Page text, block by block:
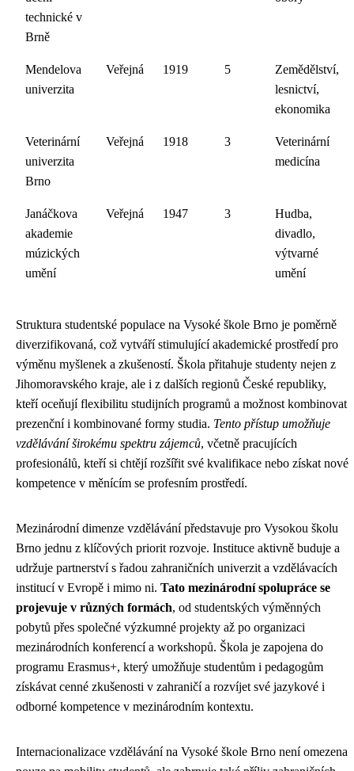
technické v
Brně
Mendelova
univerzita
Veřejná 1919 5
Zemědělství,
lesnictví,
ekonomika
Veterinární
univerzita
Brno
Veřejná 1918 3
Veterinární
medicína
Janáčkova
akademie
múzických
umění
Veřejná 1947 3
Hudba,
divadlo,
výtvarné
umění
Struktura studentské populace na Vysoké škole Brno je poměrně
diverzifikovaná, což vytváří stimulující akademické prostředí pro
výměnu myšlenek a zkušeností. Škola přitahuje studenty nejen z
Jihomoravského kraje, ale i z dalších regionů České republiky,
kteří oceňují flexibilitu studijních programů a možnost kombinovat
prezenční i kombinované formy studia. Tento přístup umožňuje
vzdělávání širokému spektru zájemců, včetně pracujících
profesionálů, kteří si chtějí rozšířit své kvalifikace nebo získat nové
kompetence v měnícím se profesním prostředí.
Mezinárodní dimenze vzdělávání představuje pro Vysokou školu
Brno jednu z klíčových priorit rozvoje. Instituce aktivně buduje a
udržuje partnerství s řadou zahraničních univerzit a vzdělávacích
institucí v Evropě i mimo ni. Tato mezinárodní spolupráce se
projevuje v různých formách, od studentských výměnných
pobytů přes společné výzkumné projekty až po organizaci
mezinárodních konferencí a workshopů. Škola je zapojena do
programu Erasmus+, který umožňuje studentům i pedagogům
získávat cenné zkušenosti v zahraničí a rozvíjet své jazykové i
odborné kompetence v mezinárodním kontextu.
Internacionalizace vzdělávání na Vysoké škole Brno není omezena